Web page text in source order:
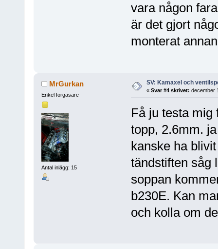
vara någon
är det gjort
monterat
MrGurkan
Enkel förgasare
Antal inlägg: 15
SV: Kamaxel och
« Svar #4 skrivet: december
Få ju testa mig
topp, 2.6mm.
kanske ha
tändstiften såg
soppan
b230E. Kan
och kolla om